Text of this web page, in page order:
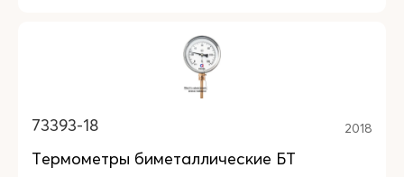
73393-18 2018
Термометры биметаллические БТ